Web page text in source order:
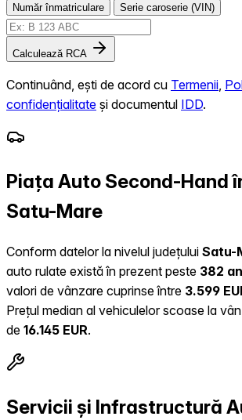
Număr înmatriculare Serie caroserie (VIN)
Calculează RCA
Continuând, ești de acord cu Termenii
confidențialitate și documentul IDD.
Piața Auto Second-Hand
Satu-Mare
Conform datelor la nivelul județului Satu-
auto rulate există în prezent peste 382
valori de vânzare cuprinse între 3.599
Prețul median al vehiculelor scoase la
de 16.145 EUR.
Servicii și Infrastructură